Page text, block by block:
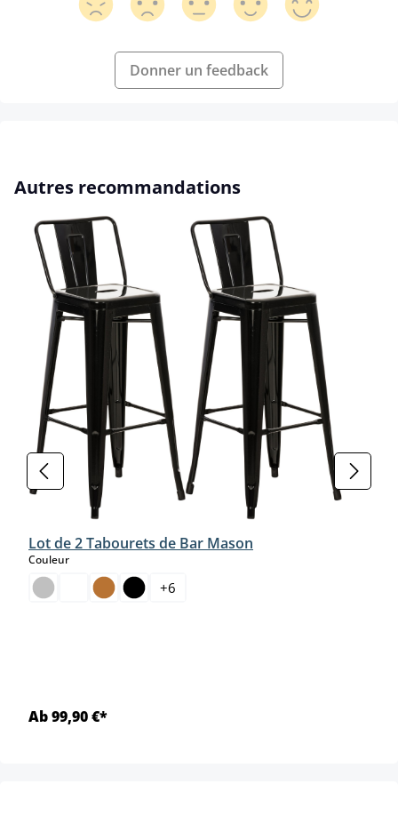
Donner un feedback
Ignorer la galerie de produits
Autres recommandations
Lot de 2 Tabourets de Bar Mason
Couleurselect
+6
Ab 99,90 €*